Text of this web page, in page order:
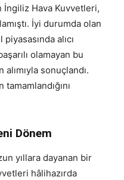
İngiliz Hava Kuvvetleri,
İyi durumda olan
alıcı
olamayan bu
sonuçlandı.
tamamlandığını
Dönem
yıllara dayanan bir
hâlihazırda